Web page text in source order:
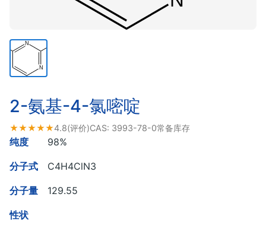
2-氨基-4-氯嘧啶
★★★★★4.8(评价)CAS: 3993-78-0常备库存
纯度 98%
分子式 C4H4ClN3
分子量 129.55
性状